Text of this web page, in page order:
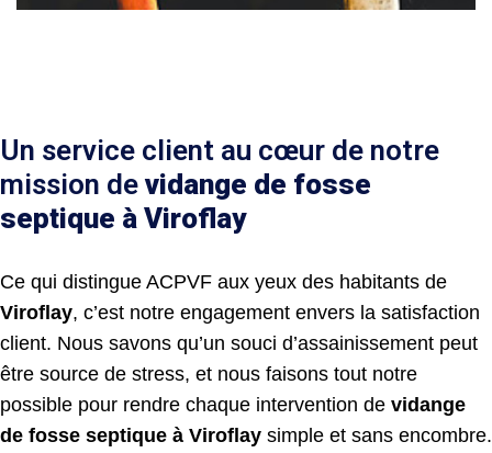
Un service client au cœur de notre
mission devidange de fosse
septique à Viroflay
Ce qui distingue ACPVF aux yeux des habitants de
Viroflay, c’est notre engagement envers la satisfaction
client. Nous savons qu’un souci d’assainissement peut
être source de stress, et nous faisons tout notre
possible pour rendre chaque intervention de vidange
de fosse septique à Viroflay simple et sans encombre.